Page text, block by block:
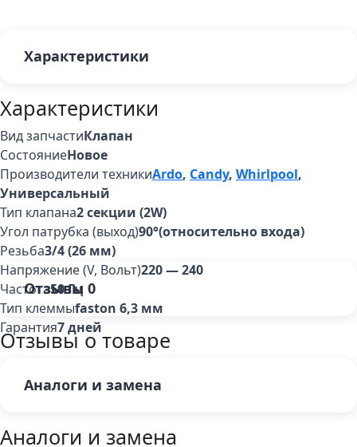
Характеристики
Характеристики
Вид запчастиКлапан
СостояниеНовое
Производители техникиArdo, Candy, Whirlpool,
Универсальный
Тип клапана2 секции (2W)
Угол патрубка (выход)90°(относительно входа)
Резьба3/4 (26 мм)
Напряжение (V, Вольт)220 — 240
Частота50 Гц
Тип клеммыfaston 6,3 мм
Гарантия7 дней
Отзывы 0
Отзывы о товаре
Аналоги и замена
Аналоги и замена